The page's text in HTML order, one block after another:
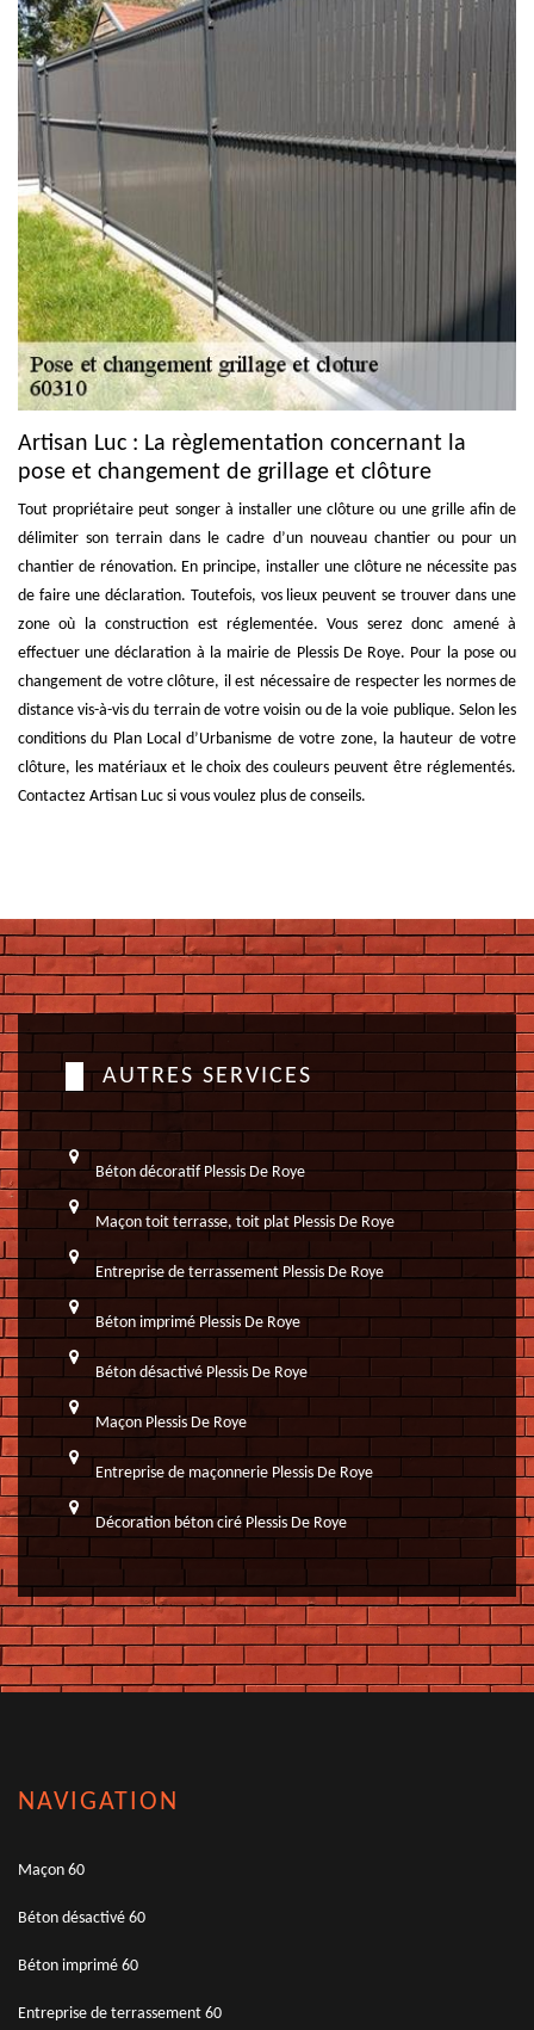
Artisan Luc : La règlementation concernant la
pose et changement de grillage et clôture
Tout propriétaire peut songer à installer une clôture ou une grille afin de
délimiter son terrain dans le cadre d’un nouveau chantier ou pour un
chantier de rénovation. En principe, installer une clôture ne nécessite pas
de faire une déclaration. Toutefois, vos lieux peuvent se trouver dans une
zone où la construction est réglementée. Vous serez donc amené à
effectuer une déclaration à la mairie de Plessis De Roye. Pour la pose ou
changement de votre clôture, il est nécessaire de respecter les normes de
distance vis-à-vis du terrain de votre voisin ou de la voie publique. Selon les
conditions du Plan Local d’Urbanisme de votre zone, la hauteur de votre
clôture, les matériaux et le choix des couleurs peuvent être réglementés.
Contactez Artisan Luc si vous voulez plus de conseils.
AUTRES SERVICES
Béton décoratif Plessis De Roye
Maçon toit terrasse, toit plat Plessis De Roye
Entreprise de terrassement Plessis De Roye
Béton imprimé Plessis De Roye
Béton désactivé Plessis De Roye
Maçon Plessis De Roye
Entreprise de maçonnerie Plessis De Roye
Décoration béton ciré Plessis De Roye
NAVIGATION
Maçon 60
Béton désactivé 60
Béton imprimé 60
Entreprise de terrassement 60